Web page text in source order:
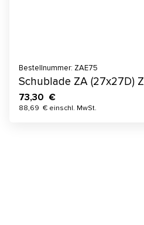
Bestellnummer: ZAE75
Schublade ZA (27x27D)
73,30 €
88,69 € einschl. MwSt.